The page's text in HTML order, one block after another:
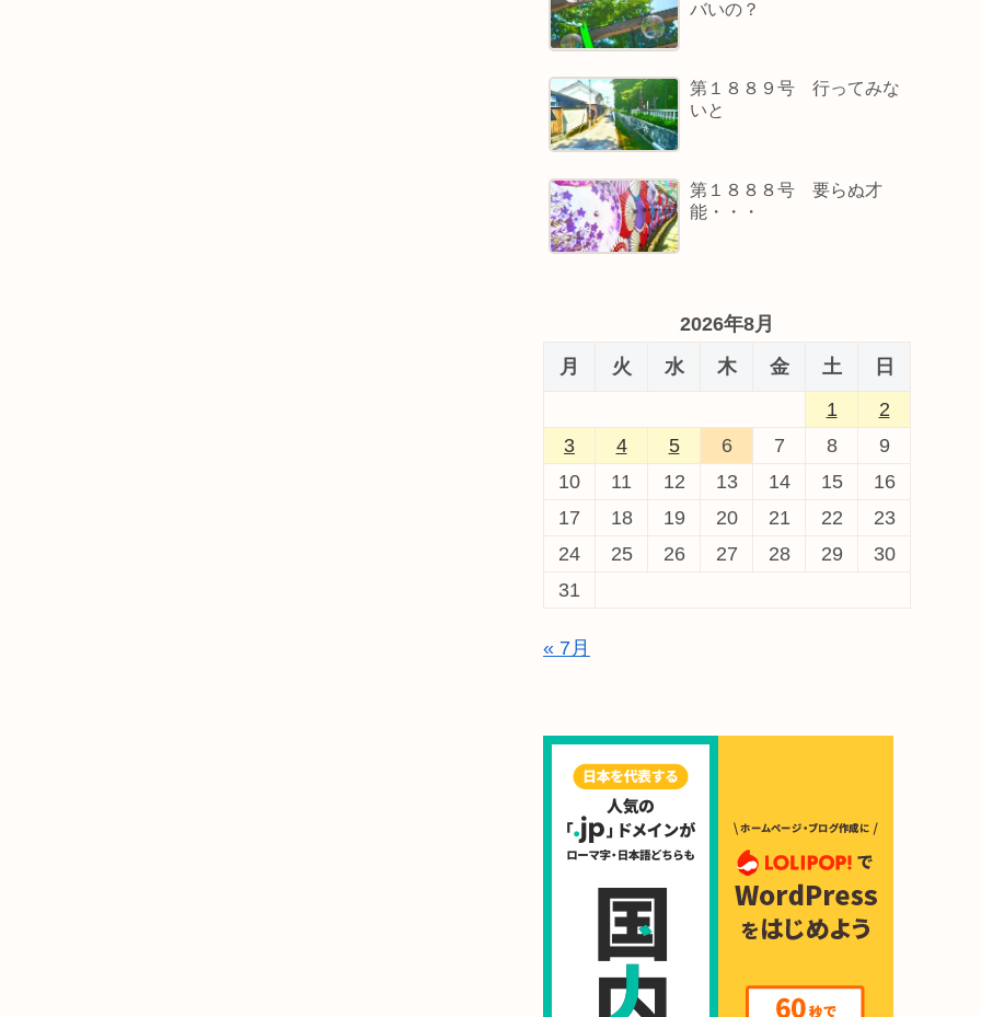
バいの？
第１８８９号 行ってみな
いと
第１８８８号 要らぬ才
能・・・
2026年8月
月
火 水 木 金 土
日
1
2
3
4 5 6 7 8
9
10
11 12 13 14 15
16
17
18 19 20 21 22
23
24
25 26 27 28 29
30
31
« 7月